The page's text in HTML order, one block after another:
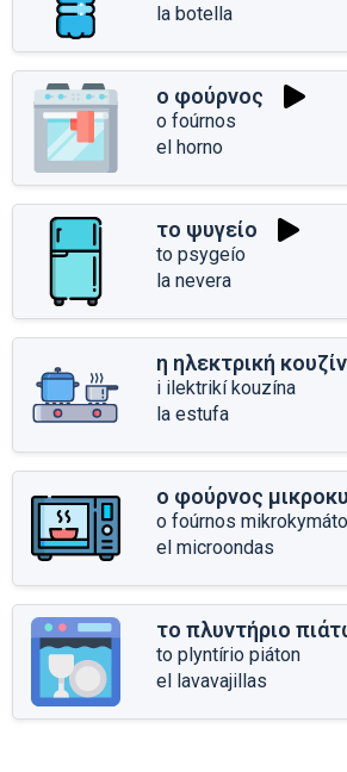
la botella
ο φούρνος
o foúrnos
el horno
το ψυγείο
to psygeío
la nevera
η ηλεκτρική
i ilektrikí kouzína
la estufa
ο φούρνος
o foúrnos
el microondas
το πλυντήριο
to plyntírio piáton
el lavavajillas